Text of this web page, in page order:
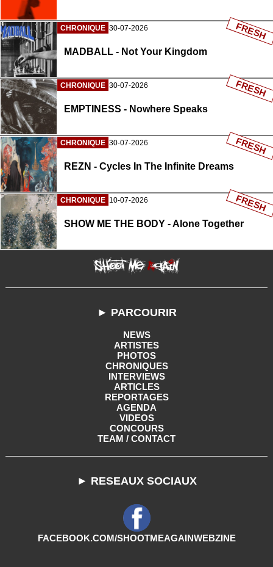
CHRONIQUE 30-07-2026
MADBALL - Not Your Kingdom
FRESH
CHRONIQUE 30-07-2026
EMPTINESS - Nowhere Speaks
FRESH
CHRONIQUE 30-07-2026
REZN - Cycles In The Infinite Dreams
FRESH
CHRONIQUE 10-07-2026
SHOW ME THE BODY - Alone Together
FRESH
► PARCOURIR
NEWS
ARTISTES
PHOTOS
CHRONIQUES
INTERVIEWS
ARTICLES
REPORTAGES
AGENDA
VIDEOS
CONCOURS
TEAM / CONTACT
► RESEAUX SOCIAUX
FACEBOOK.COM/SHOOTMEAGAINWEBZINE